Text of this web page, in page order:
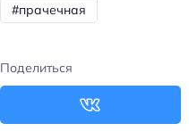
Питание: без питания
Цена номера (ночь):
#прачечная
Поделиться